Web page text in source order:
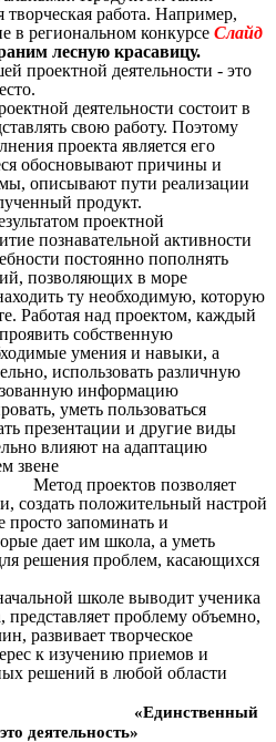
работа. Например,
в региональном конкурсе Слайд
лесную красавицу.
проектной деятельности - это
деятельности состоит в
свою работу. Поэтому
проекта является его
обосновывают причины и
описывают пути реализации
продукт.
проектной
познавательной активности
постоянно пополнять
позволяющих в море
ту необходимую, которую
Работая над проектом, каждый
собственную
умения и навыки, а
использовать различную
информацию
уметь пользоваться
презентации и другие виды
влияют на адаптацию
звене
Метод проектов позволяет
создать положительный настрой
просто запоминать и
дает им школа, а уметь
решения проблем, касающихся
школе выводит ученика
представляет проблему объемно,
развивает творческое
к изучению приемов и
решений в любой области
«Единственный
деятельность»